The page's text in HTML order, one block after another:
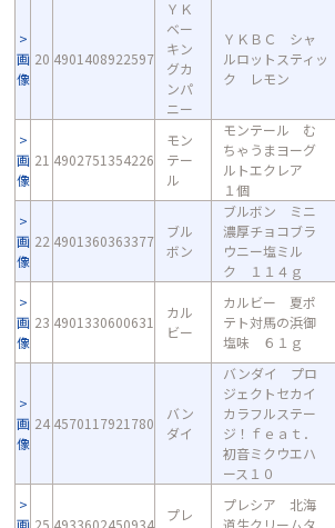
画
像
20 4901408922597
ＹＫ
ベー
キン
グカ
ンパ
ニー
ＹＫＢＣ シャ
ルロットスティッ
ク レモン
画
像
21 4902751354226
モン
テー
ル
モンテール む
ちゃうまヨーグ
ルトエクレア
１個
画
像
22 4901360363377
ブル
ボン
ブルボン ミニ
濃厚チョコブラ
ウニー塩ミル
ク １１４ｇ
画
像
23 4901330600631
カル
ビー
カルビー 夏ポ
テト対馬の浜御
塩味 ６１ｇ
画
像
24 4570117921780
バン
ダイ
バンダイ プロ
ジェクトセカイ
カラフルステー
ジ！ｆｅａｔ．
初音ミクウエハ
ース１０
画 25 4933602450934
プレ
プレシア 北海
道生クリームタ